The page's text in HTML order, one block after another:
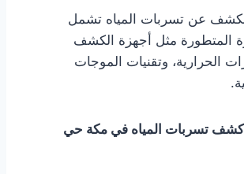
عن تسربات المياه تشمل
المتطورة مثل أجهزة الكشف
الحرارية، وتقنيات الموجات
تسربات المياه في مكة حي